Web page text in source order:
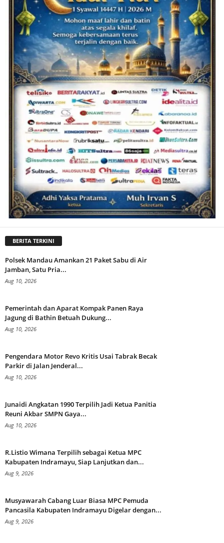
BERITA TERKINI
Polsek Mandau Amankan 21 Paket Sabu di Air
Jamban, Satu Pria...
Aug 10, 2026
Pemerintah dan Aparat Kompak Panen Raya
Jagung di Bathin Betuah Dukung...
Aug 10, 2026
Pengendara Motor Revo Kritis Usai Tabrak Becak
Parkir di Jalan Jenderal...
Aug 10, 2026
Junaidi Angkatan 1990 Terpilih Jadi Ketua Panitia
Reuni Akbar SMPN Gaya...
Aug 10, 2026
R.Listio Wimana Terpilih sebagai Ketua MPC
Kabupaten Indramayu, Siap Lanjutkan dan...
Aug 9, 2026
Musyawarah Cabang Luar Biasa MPC Pemuda
Pancasila Kabupaten Indramayu Digelar dengan...
Aug 9, 2026